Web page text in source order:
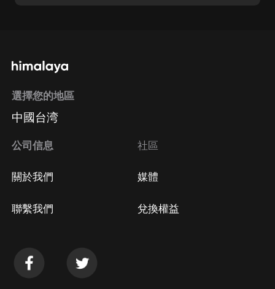
選擇您的地區
中國台湾
公司信息
關於我們
聯繫我們
社區
媒體
兌換權益